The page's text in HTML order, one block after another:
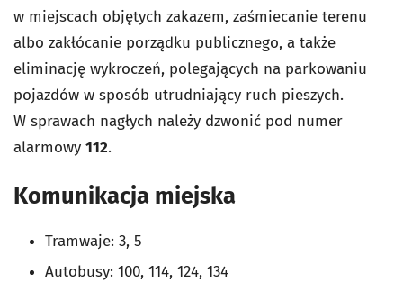
w miejscach objętych zakazem, zaśmiecanie terenu
albo zakłócanie porządku publicznego, a także
eliminację wykroczeń, polegających na parkowaniu
pojazdów w sposób utrudniający ruch pieszych.
W sprawach nagłych należy dzwonić pod numer
alarmowy 112.
Komunikacja miejska
Tramwaje: 3, 5
Autobusy: 100, 114, 124, 134